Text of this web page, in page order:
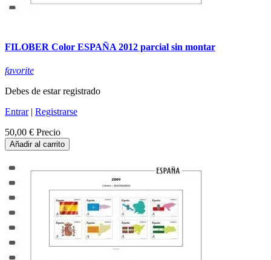
FILOBER Color ESPAÑA 2012 parcial sin montar
favorite
Debes de estar registrado
Entrar| Registrarse
50,00 € Precio
Añadir al carrito